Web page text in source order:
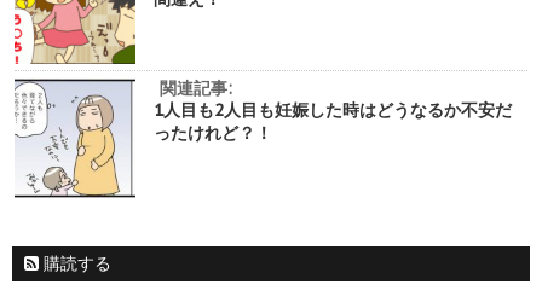
関連記事:
1人目も2人目も妊娠した時はどうなるか不安だ
ったけれど？！
購読する